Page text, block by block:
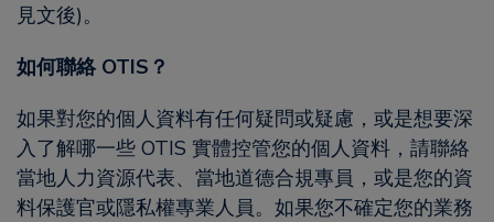
見文後)。
如何聯絡 OTIS？
如果對您的個人資料有任何疑問或疑慮，或是想要深
入了解哪一些 OTIS 實體控管您的個人資料，請聯絡
當地人力資源代表、當地道德合規專員，或是您的資
料保護官或隱私權專業人員。如果您不確定您的業務